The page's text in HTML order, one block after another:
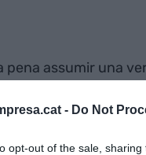
- Do Not
opt-out of the sale,
pena assumir una
que ja teníem. Per
on es troben,